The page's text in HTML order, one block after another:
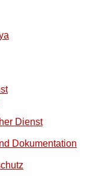
Dienst
Dokumentation